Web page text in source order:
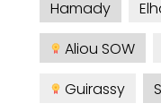
Hamady
Aliou SOW
Guirassy